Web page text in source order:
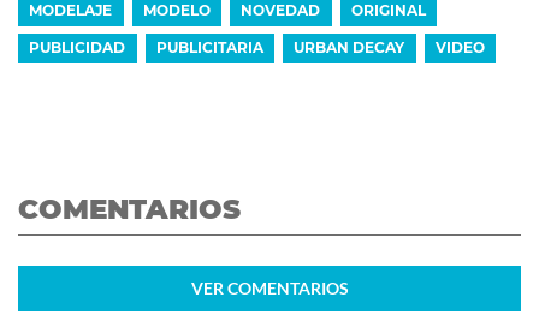
MODELAJE MODELO NOVEDAD ORIGINAL
PUBLICIDAD PUBLICITARIA URBAN DECAY VIDEO
COMENTARIOS
VER COMENTARIOS